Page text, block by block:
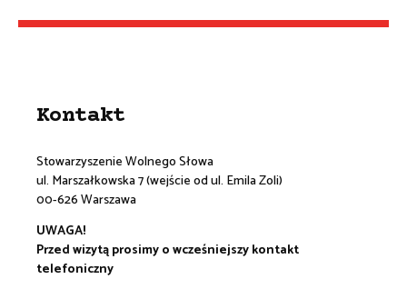
Kontakt
Stowarzyszenie Wolnego Słowa
ul. Marszałkowska 7 (wejście od ul. Emila Zoli)
00-626 Warszawa
UWAGA!
Przed wizytą prosimy o wcześniejszy kontakt
telefoniczny